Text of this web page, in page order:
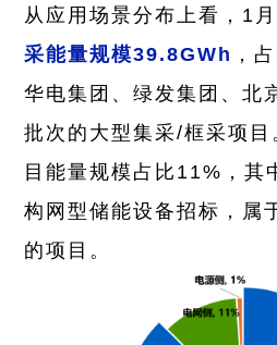
从应用场景分布上看，1月
采能量规模39.8GWh ，
华电集团、绿发集团、北
批次的大型集采/框采项目
目能量规模占比11%，其
构网型储能设备招标，属
的项目。